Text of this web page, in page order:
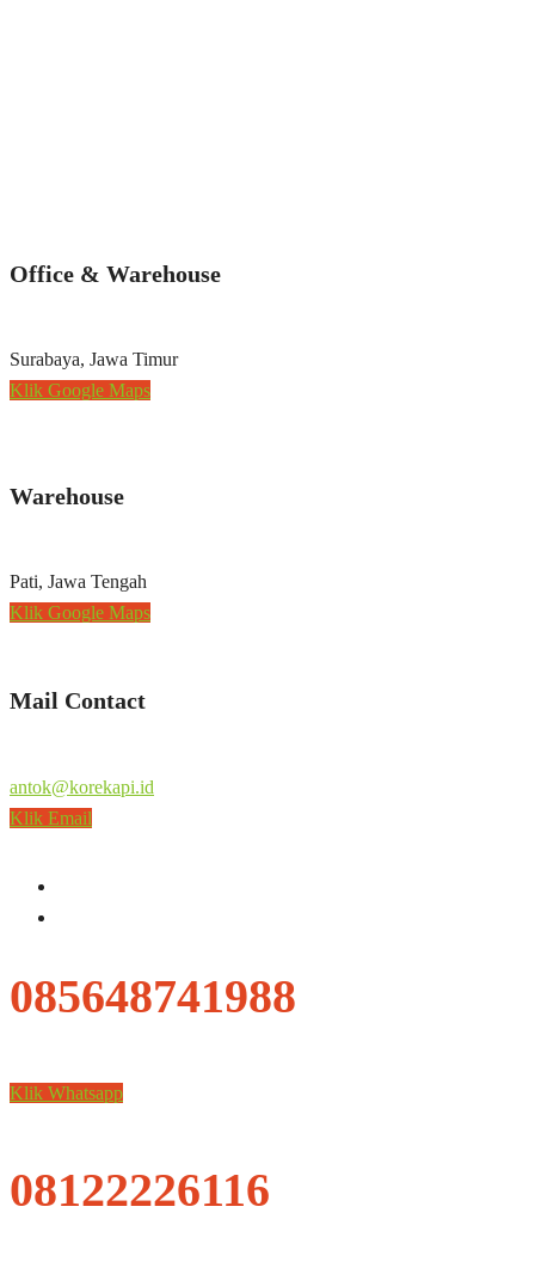
Office & Warehouse
Surabaya, Jawa Timur
Klik Google Maps
Warehouse
Pati, Jawa Tengah
Klik Google Maps
Mail Contact
antok@korekapi.id
Klik Email
085648741988
Klik Whatsapp
08122226116